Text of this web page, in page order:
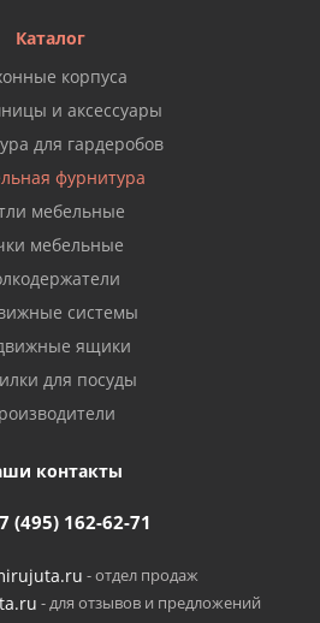
Каталог
корпуса
и аксессуары
для гардеробов
фурнитура
мебельные
мебельные
системы
ящики
для посуды
контакты
(495) 162-62-71
- отдел продаж
- для отзывов и предложений